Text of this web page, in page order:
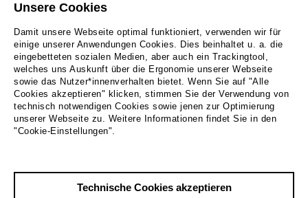
Übersicht
Unsere Cookies
Damit unsere Webseite optimal funktioniert, verwenden wir für
einige unserer Anwendungen Cookies. Dies beinhaltet u. a. die
eingebetteten sozialen Medien, aber auch ein Trackingtool,
welches uns Auskunft über die Ergonomie unserer Webseite
sowie das Nutzer*innenverhalten bietet. Wenn Sie auf "Alle
Cookies akzeptieren" klicken, stimmen Sie der Verwendung von
technisch notwendigen Cookies sowie jenen zur Optimierung
unserer Webseite zu. Weitere Informationen findet Sie in den
"Cookie-Einstellungen".
Technische Cookies akzeptieren